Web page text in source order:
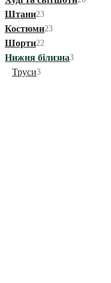
Штани23
Костюми23
Шорти22
Нижня білизна3
Труси3